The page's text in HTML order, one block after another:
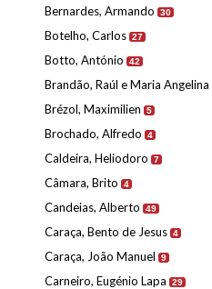
Bernardes, Armando 30
Botelho, Carlos 27
Botto, António 42
Brandão, Raúl e Maria Angelina
Brézol, Maximilien 5
Brochado, Alfredo 4
Caldeira, Heliodoro 7
Câmara, Brito 4
Candeias, Alberto 49
Caraça, Bento de Jesus 4
Caraça, João Manuel 9
Carneiro, Eugénio Lapa 29